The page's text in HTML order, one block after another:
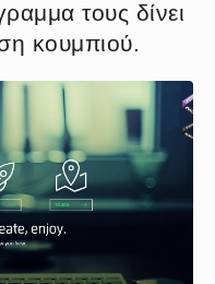
τους δίνει
κουμπιού.